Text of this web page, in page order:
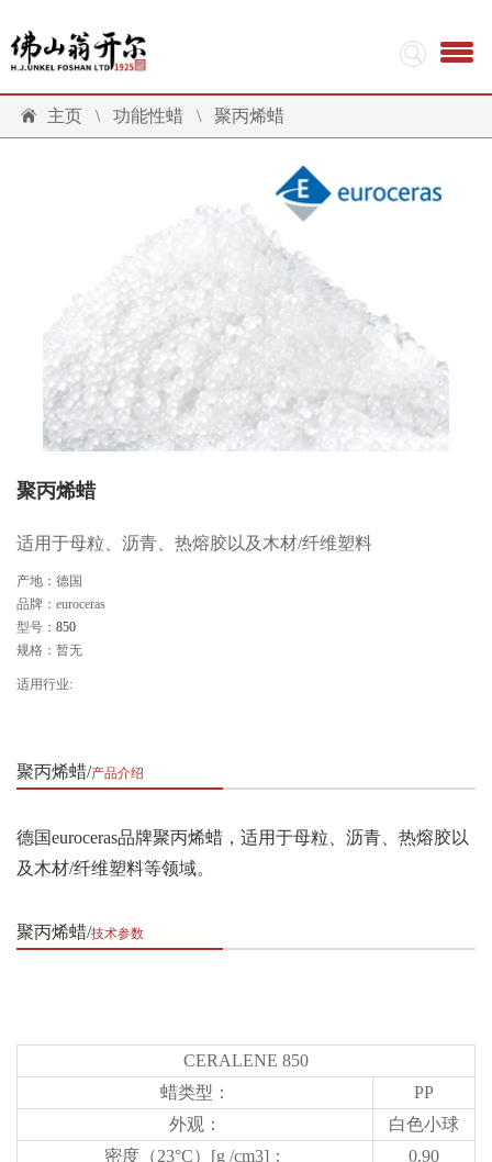
主页 \ 功能性蜡 \ 聚丙烯蜡
聚丙烯蜡
适用于母粒、沥青、热熔胶以及木材/纤维塑料
产地：德国
品牌：euroceras
型号： 850
规格：暂无
适用行业:
聚丙烯蜡 产品介绍
德国euroceras品牌聚丙烯蜡，适用于母粒、沥青、热熔胶以
及木材/纤维塑料等领域。
聚丙烯蜡 技术参数
CERALENE 850
蜡类型：
PP
外观：
白色小球
密度（23°C）[g /cm3]：
0.90